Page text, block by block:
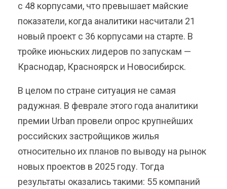
с 48 корпусами, что превышает майские
показатели, когда аналитики насчитали 21
новый проект с 36 корпусами на старте. В
тройке июньских лидеров по запускам —
Краснодар, Красноярск и Новосибирск.
В целом по стране ситуация не самая
радужная. В феврале этого года аналитики
премии Urban провели опрос крупнейших
российских застройщиков жилья
относительно их планов по выводу на рынок
новых проектов в 2025 году. Тогда
результаты оказались такими: 55 компаний